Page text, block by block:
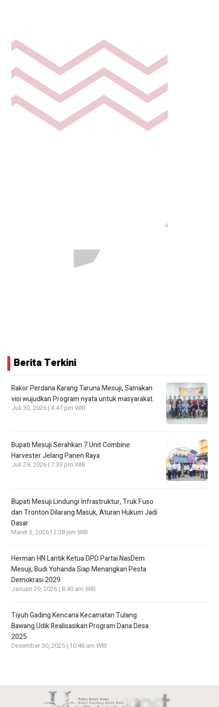
Berita Terkini
Rakor Perdana Karang Taruna Mesuji, Samakan
visi wujudkan Program nyata untuk masyarakat.
Juli 30, 2026 | 4:47 pm WIB
Bupati Mesuji Serahkan 7 Unit Combine
Harvester Jelang Panen Raya
Juli 29, 2026 | 7:33 pm WIB
Bupati Mesuji Lindungi Infrastruktur, Truk Fuso
dan Tronton Dilarang Masuk, Aturan Hukum Jadi
Dasar
Maret 3, 2026 | 2:38 pm WIB
Herman HN Lantik Ketua DPD Partai NasDem
Mesuji, Budi Yohanda Siap Menangkan Pesta
Demokrasi 2029
Januari 29, 2026 | 8:40 am WIB
Tiyuh Gading Kencana Kecamatan Tulang
Bawang Udik Realisasikan Program Dana Desa
2025
Desember 30, 2025 | 10:46 am WIB